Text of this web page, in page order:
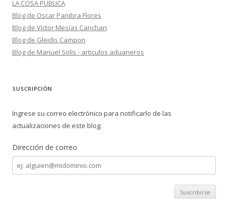
LA COSA PUBLICA
Blog de Oscar Panibra Flores
Blog de Víctor Mesías Canchari
Blog de Gleidis Campon
Blog de Manuel Solis - articulos aduaneros
SUSCRIPCIÓN
Ingrese su correo electrónico para notificarlo de las
actualizaciones de este blog:
Dirección de correo
Dirección
de
correo